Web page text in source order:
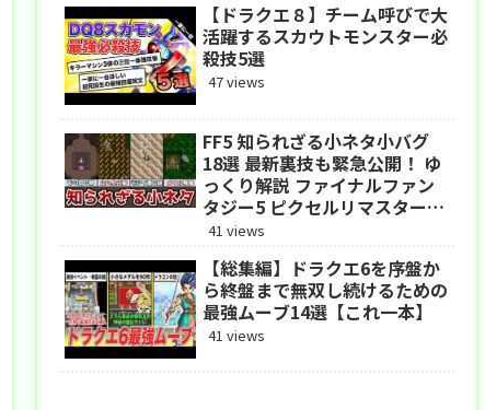
【ドラクエ８】チーム呼びで大
活躍するスカウトモンスター必
殺技5選
47 views
FF5 知られざる小ネタ小バグ
18選 最新裏技も緊急公開！ ゆ
っくり解説 ファイナルファン
タジー5 ピクセルリマスター
アドバンス
41 views
【総集編】ドラクエ6を序盤か
ら終盤まで無双し続けるための
最強ムーブ14選【これ一本】
41 views